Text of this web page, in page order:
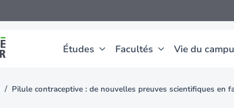
Études Facultés Vie du
Pilule contraceptive : de nouvelles preuves scientifiques en